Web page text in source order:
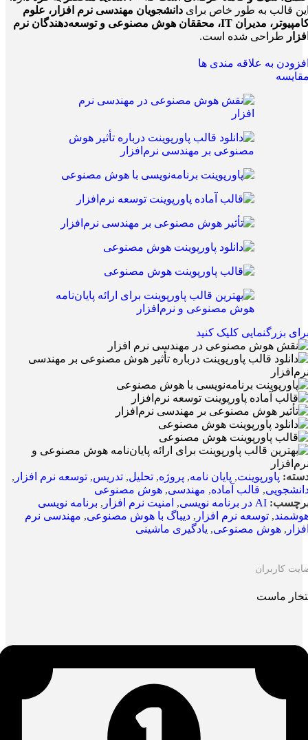
قالب به طور خاص برای دانشجویان مهندسی نرم افزار، علوم
کامپیوتر، مدیران IT، محققان هوش مصنوعی و توسعه‌دهندگان نرم
طراحی شده است.
به علاقه مندی ها
بزرگنمایی کلیک کنید
پاورپوینت, پایان نامه, پروژه, تحلیل, تدریس, توسعه نرم افزار ,
, قالب آماده, مهندسی, هوش مصنوعی
AI در برنامه نویسی , امنیت نرم افزار , برنامه نویسی
, توسعه نرم افزار , دیباگ با هوش مصنوعی, مهندسی نرم
, هوش مصنوعی, یادگیری ماشینی
کاربران
ماست